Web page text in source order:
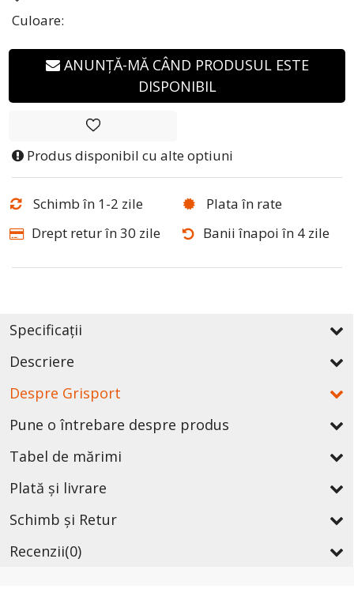
Culoare:
ANUNȚĂ-MĂ CÂND PRODUSUL ESTE
DISPONIBIL
Produs disponibil cu alte optiuni
Schimb în 1-2 zile
Plata în rate
Drept retur în 30 zile
Banii înapoi în 4 zile
Specificații
Descriere
Despre Grisport
Pune o întrebare despre produs
Tabel de mărimi
Plată și livrare
Schimb și Retur
Recenzii(0)